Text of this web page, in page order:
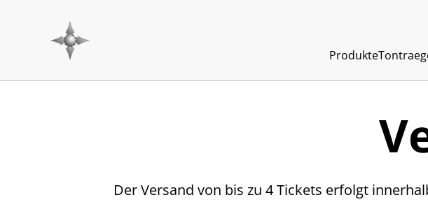
Produkte
Der Versand von bis zu 4 Tickets erfolgt